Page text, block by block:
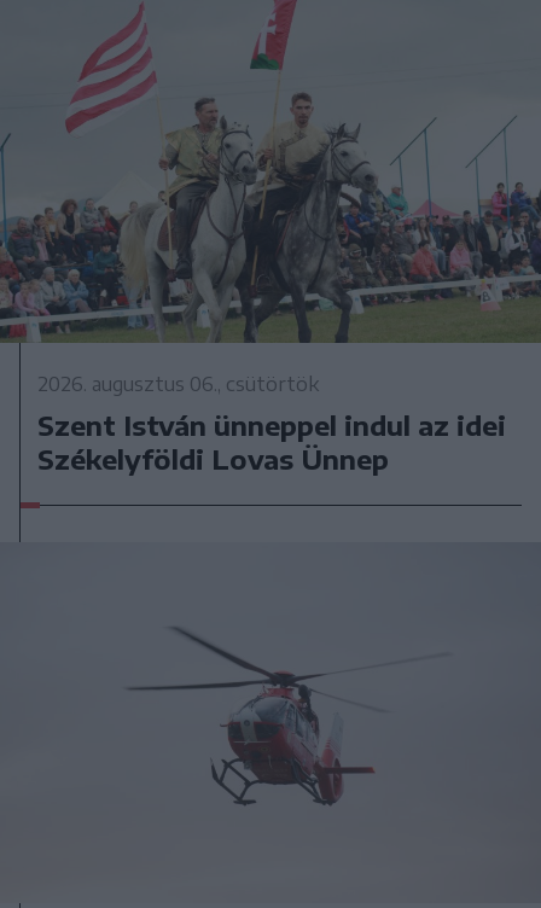
2026. augusztus 06., csütörtök
Szent István ünneppel indul az idei
Székelyföldi Lovas Ünnep